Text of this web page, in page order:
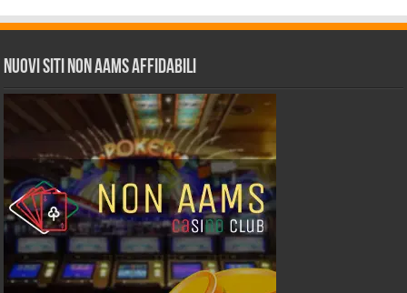
Nuovi siti non AAMS affidabili